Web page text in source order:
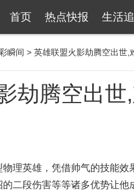
首页 热点快报 生活
瞬间 > 英雄联盟火影劫腾空出世,
劫腾空出
理英雄，凭借帅气的技能
二段伤害等等诸多优势让